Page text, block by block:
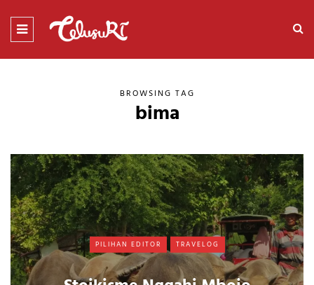
BROWSING TAG
bima
PILIHAN EDITOR TRAVELOG